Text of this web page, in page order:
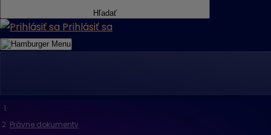
Hľadať
Prihlásiť sa
Menu
Právne dokumenty